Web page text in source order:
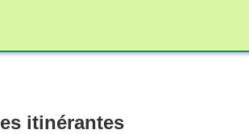
itinérantes